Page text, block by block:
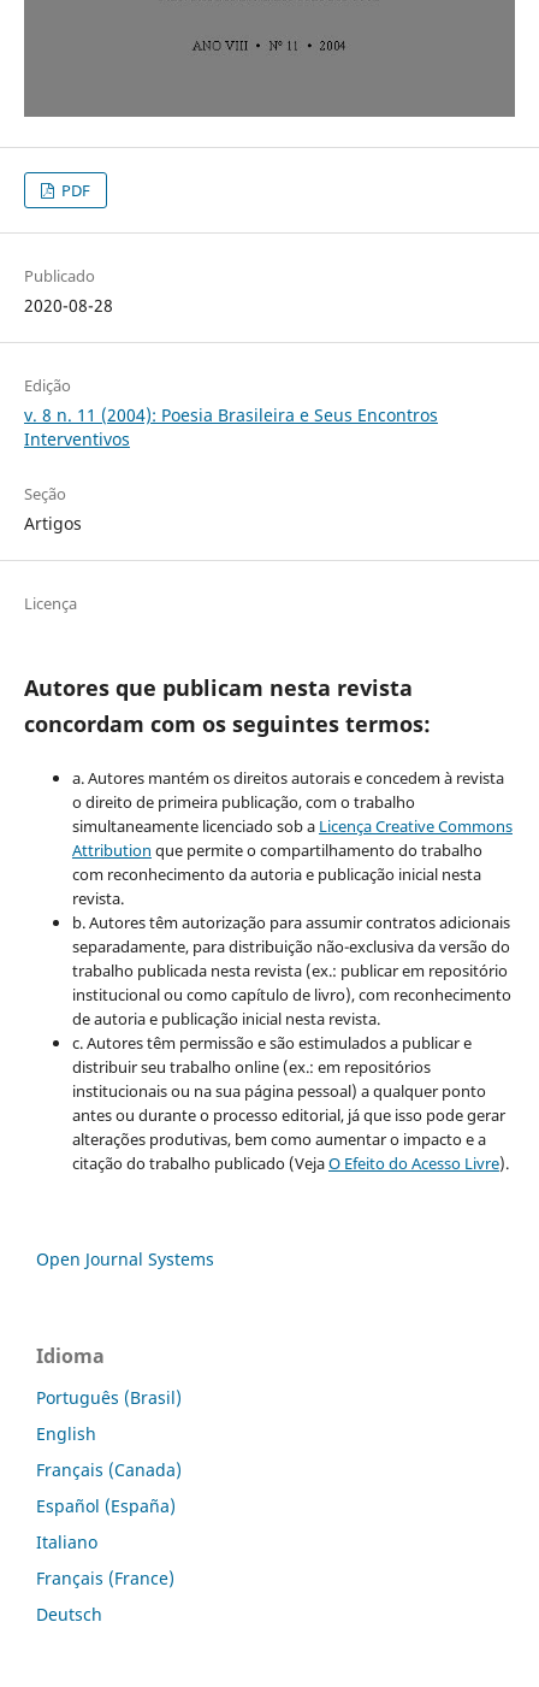
PDF
Publicado
2020-08-28
Edição
v. 8 n. 11 (2004): Poesia Brasileira e Seus Encontros
Interventivos
Seção
Artigos
Licença
Autores que publicam nesta revista
concordam com os seguintes termos:
a. Autores mantém os direitos autorais e concedem à revista
o direito de primeira publicação, com o trabalho
simultaneamente licenciado sob a Licença Creative Commons
Attribution que permite o compartilhamento do trabalho
com reconhecimento da autoria e publicação inicial nesta
revista.
b. Autores têm autorização para assumir contratos adicionais
separadamente, para distribuição não-exclusiva da versão do
trabalho publicada nesta revista (ex.: publicar em repositório
institucional ou como capítulo de livro), com reconhecimento
de autoria e publicação inicial nesta revista.
c. Autores têm permissão e são estimulados a publicar e
distribuir seu trabalho online (ex.: em repositórios
institucionais ou na sua página pessoal) a qualquer ponto
antes ou durante o processo editorial, já que isso pode gerar
alterações produtivas, bem como aumentar o impacto e a
citação do trabalho publicado (VejaO Efeito do Acesso Livre).
Open Journal Systems
Idioma
Português (Brasil)
English
Français (Canada)
Español (España)
Italiano
Français (France)
Deutsch